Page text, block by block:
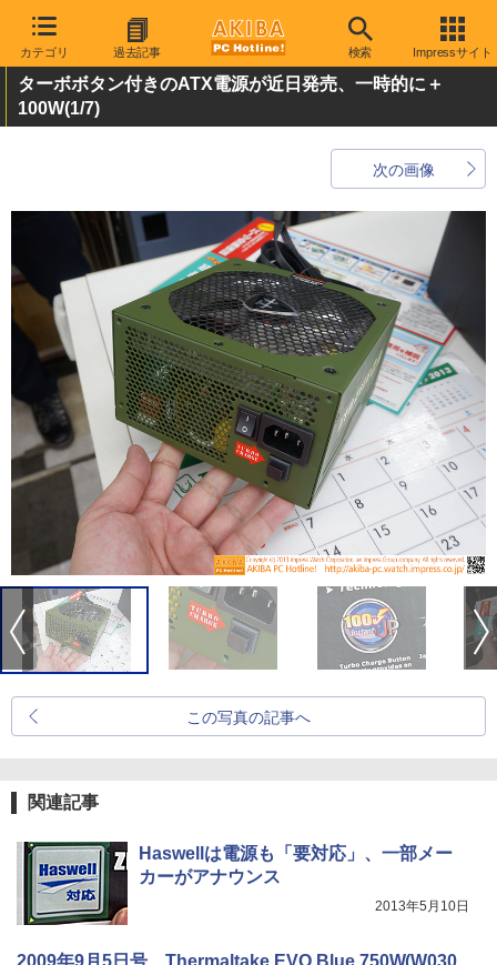
カテゴリ 過去記事 検索 Impressサイト
ターボボタン付きのATX電源が近日発売、一時的に＋
100W(1/7)
次の画像
この写真の記事へ
関連記事
Haswellは電源も「要対応」、一部メー
カーがアナウンス
2013年5月10日
2009年9月5日号 Thermaltake EVO Blue 750W(W030